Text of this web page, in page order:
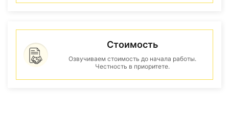
Стоимость
Озвучиваем стоимость до начала работы.
Честность в приоритете.